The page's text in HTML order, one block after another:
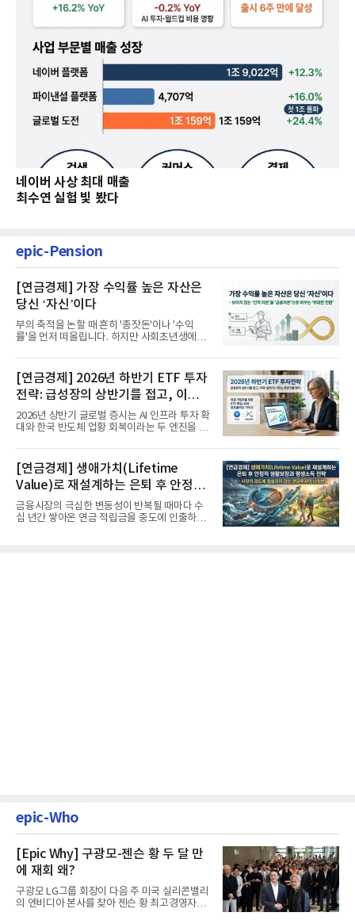
네이버 사상 최대 매출
최수연 실험 빛 봤다
epic-Pension
[연금경제] 가장 수익률 높은 자산은
당신 ‘자신’이다
부의 축적을 논할 때 흔히 '종잣돈'이나 '수익
률'을 먼저 떠올립니다. 하지만 사회초년생에게
[연금경제] 2026년 하반기 ETF 투자
전략: 급성장의 상반기를 접고, 이제
'실적'이 가르는 하반기를 맞다
2026년 상반기 글로벌 증시는 AI 인프라 투자 확
대와 한국 반도체 업황 회복이라는 두 엔진을 달
[연금경제] 생애가치(Lifetime
Value)로 재설계하는 은퇴 후 안정적
생활보장과 평생소득 전략
금융시장의 극심한 변동성이 반복될 때마다 수
십 년간 쌓아온 연금 적립금을 중도에 인출하거
epic-Who
[Epic Why] 구광모-젠슨 황 두 달 만
에 재회 왜?
구광모 LG그룹 회장이 다음 주 미국 실리콘밸리
의 엔비디아 본사를 찾아 젠슨 황 최고경영자